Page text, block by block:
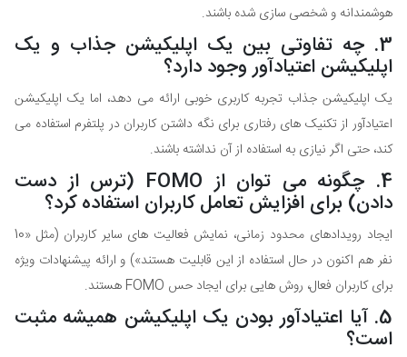
هوشمندانه و شخصی سازی شده باشند.
3. چه تفاوتی بین یک اپلیکیشن جذاب و یک
اپلیکیشن اعتیادآور وجود دارد؟
یک اپلیکیشن جذاب تجربه کاربری خوبی ارائه می دهد، اما یک اپلیکیشن
اعتیادآور از تکنیک های رفتاری برای نگه داشتن کاربران در پلتفرم استفاده می
کند، حتی اگر نیازی به استفاده از آن نداشته باشند.
4. چگونه می توان از FOMO (ترس از دست
دادن) برای افزایش تعامل کاربران استفاده کرد؟
ایجاد رویدادهای محدود زمانی، نمایش فعالیت های سایر کاربران (مثل «10
نفر هم اکنون در حال استفاده از این قابلیت هستند») و ارائه پیشنهادات ویژه
برای کاربران فعال، روش هایی برای ایجاد حس FOMO هستند.
5. آیا اعتیادآور بودن یک اپلیکیشن همیشه مثبت
است؟